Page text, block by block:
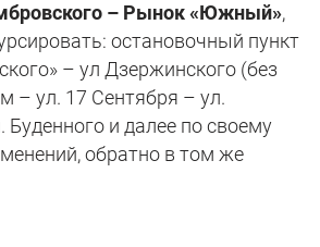
– Рынок «Южный»,
остановочный пункт
– ул Дзержинского (без
– ул. 17 Сентября – ул.
Буденного и далее по своему
обратно в том же